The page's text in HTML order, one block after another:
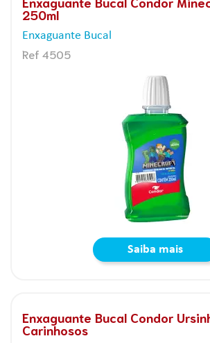
250ml
Enxaguante Bucal
Ref 4505
Saiba mais
Enxaguante Bucal Condor
Carinhosos